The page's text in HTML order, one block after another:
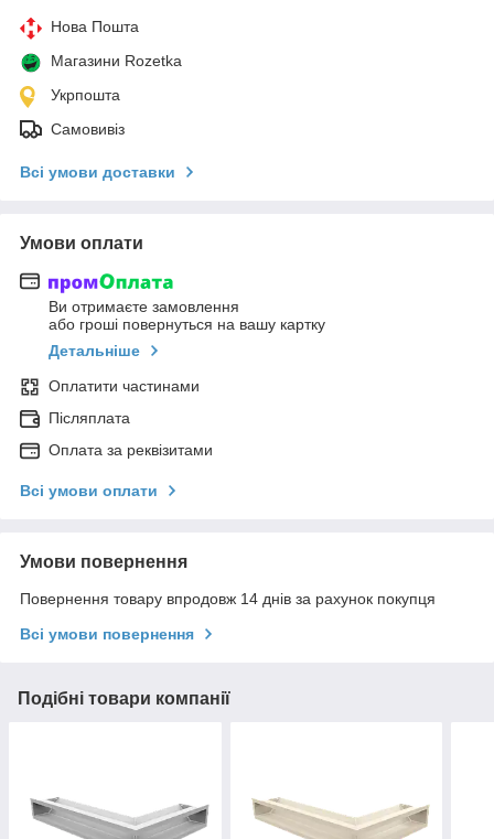
Нова Пошта
Магазини Rozetka
Укрпошта
Самовивіз
Всі умови доставки
Умови оплати
Ви отримаєте замовлення
або гроші повернуться на вашу картку
Детальніше
Оплатити частинами
Післяплата
Оплата за реквізитами
Всі умови оплати
Умови повернення
Повернення товару впродовж 14 днів за рахунок покупця
Всі умови повернення
Подібні товари компанії